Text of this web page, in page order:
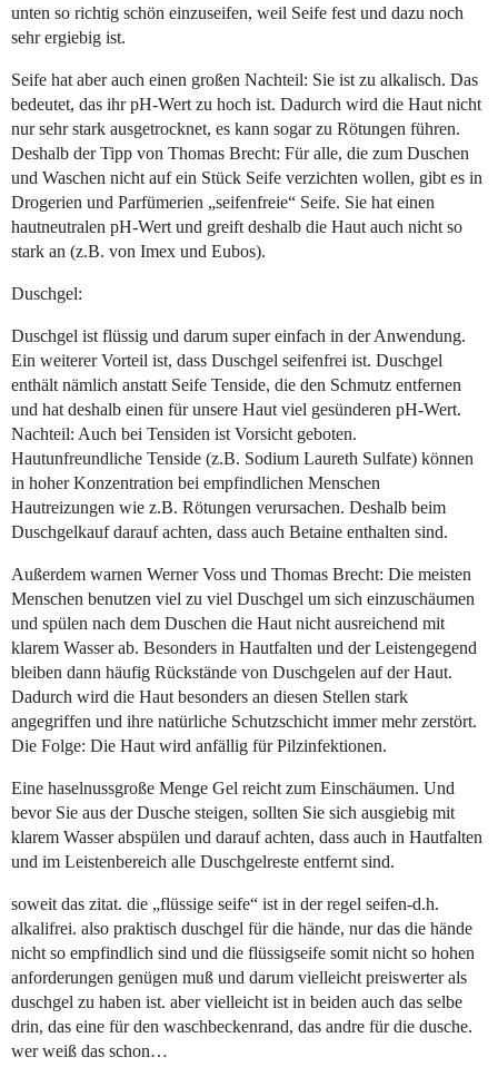
unten so richtig schön einzuseifen, weil Seife fest und dazu noch
sehr ergiebig ist.
Seife hat aber auch einen großen Nachteil: Sie ist zu alkalisch. Das
bedeutet, das ihr pH-Wert zu hoch ist. Dadurch wird die Haut nicht
nur sehr stark ausgetrocknet, es kann sogar zu Rötungen führen.
Deshalb der Tipp von Thomas Brecht: Für alle, die zum Duschen
und Waschen nicht auf ein Stück Seife verzichten wollen, gibt es in
Drogerien und Parfümerien „seifenfreie“ Seife. Sie hat einen
hautneutralen pH-Wert und greift deshalb die Haut auch nicht so
stark an (z.B. von Imex und Eubos).
Duschgel:
Duschgel ist flüssig und darum super einfach in der Anwendung.
Ein weiterer Vorteil ist, dass Duschgel seifenfrei ist. Duschgel
enthält nämlich anstatt Seife Tenside, die den Schmutz entfernen
und hat deshalb einen für unsere Haut viel gesünderen pH-Wert.
Nachteil: Auch bei Tensiden ist Vorsicht geboten.
Hautunfreundliche Tenside (z.B. Sodium Laureth Sulfate) können
in hoher Konzentration bei empfindlichen Menschen
Hautreizungen wie z.B. Rötungen verursachen. Deshalb beim
Duschgelkauf darauf achten, dass auch Betaine enthalten sind.
Außerdem warnen Werner Voss und Thomas Brecht: Die meisten
Menschen benutzen viel zu viel Duschgel um sich einzuschäumen
und spülen nach dem Duschen die Haut nicht ausreichend mit
klarem Wasser ab. Besonders in Hautfalten und der Leistengegend
bleiben dann häufig Rückstände von Duschgelen auf der Haut.
Dadurch wird die Haut besonders an diesen Stellen stark
angegriffen und ihre natürliche Schutzschicht immer mehr zerstört.
Die Folge: Die Haut wird anfällig für Pilzinfektionen.
Eine haselnussgroße Menge Gel reicht zum Einschäumen. Und
bevor Sie aus der Dusche steigen, sollten Sie sich ausgiebig mit
klarem Wasser abspülen und darauf achten, dass auch in Hautfalten
und im Leistenbereich alle Duschgelreste entfernt sind.
soweit das zitat. die „flüssige seife“ ist in der regel seifen-d.h.
alkalifrei. also praktisch duschgel für die hände, nur das die hände
nicht so empfindlich sind und die flüssigseife somit nicht so hohen
anforderungen genügen muß und darum vielleicht preiswerter als
duschgel zu haben ist. aber vielleicht ist in beiden auch das selbe
drin, das eine für den waschbeckenrand, das andre für die dusche.
wer weiß das schon…